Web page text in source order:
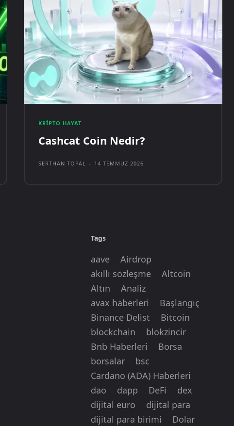
KRIPTO HAYAT
Cashcat Coin Nedir?
SERTHAN TOPAL - 14 TEMMUZ 2026
Tags
aave
Airdrop
akıllı sözleşme
Altcoin
Altın
Analiz
avax haberleri
Başlangıç
Binance Delist
Bitcoin
blockchain
blokzincir
Bnb Haberleri
Borsa
borsalar
bsc
Cardano (ADA) Haberleri
dao
dapp DeFi
dex
dijital euro
dijital para
dijital para birimi
Dolar